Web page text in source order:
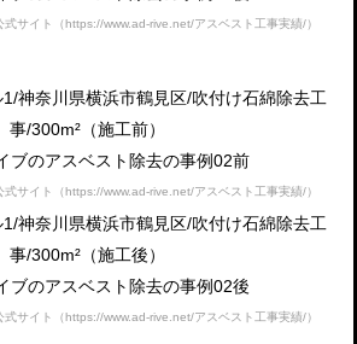
サイト（https://www.ad-rive.net/アスベスト工事実績/）
神奈川県横浜市鶴見区/吹付け石綿除去工
事/300m²（施工前）
サイト（https://www.ad-rive.net/アスベスト工事実績/）
神奈川県横浜市鶴見区/吹付け石綿除去工
事/300m²（施工後）
サイト（https://www.ad-rive.net/アスベスト工事実績/）